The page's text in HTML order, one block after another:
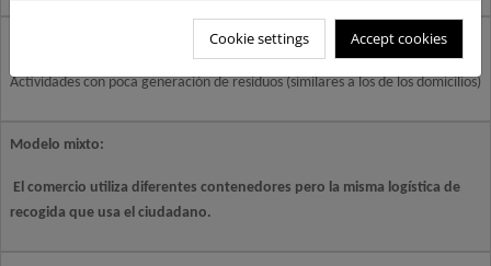
Zonas con baja densidad de actividad económica
Actividades con poca generación de residuos (similares a los de los domicilios)
Modelo mixto:
El comercio utiliza diferentes contenedores pero la misma logística de
recogida que usa el ciudadano.
Cookie settings Accept cookies